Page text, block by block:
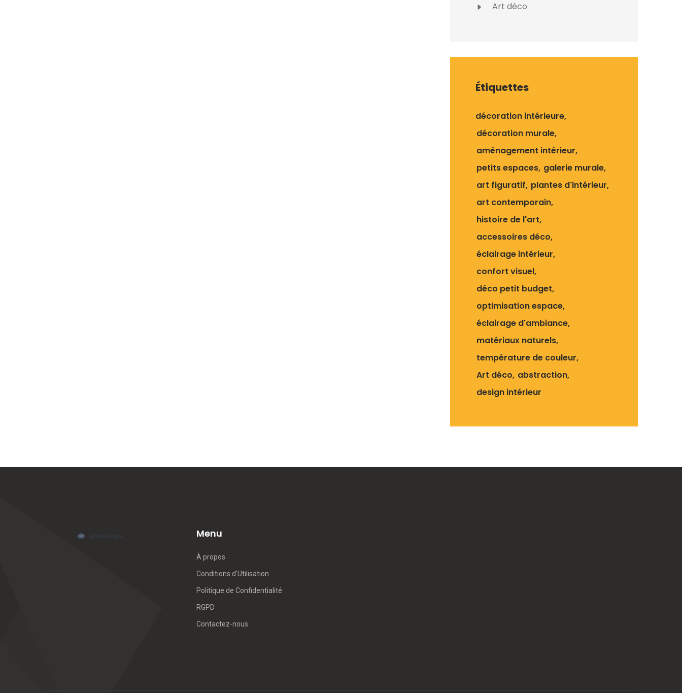
Art déco
Étiquettes
décoration intérieure
décoration murale
aménagement intérieur
petits espaces galerie murale
art figuratif plantes d'intérieur
art contemporain
histoire de l'art
accessoires déco
éclairage intérieur
confort visuel
déco petit budget
optimisation espace
éclairage d'ambiance
matériaux naturels
température de couleur
Art déco abstraction
design intérieur
Menu
À propos
Conditions d'Utilisation
Politique de Confidentialité
RGPD
Contactez-nous